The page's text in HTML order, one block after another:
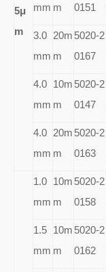
5μ
m
mm m
0151
3.0
mm
20m
m
5020-2
0167
4.0
mm
10m
m
5020-2
0147
4.0
mm
20m
m
5020-2
0163
1.0
mm
10m
m
5020-2
0158
1.5
mm
10m
m
5020-2
0162